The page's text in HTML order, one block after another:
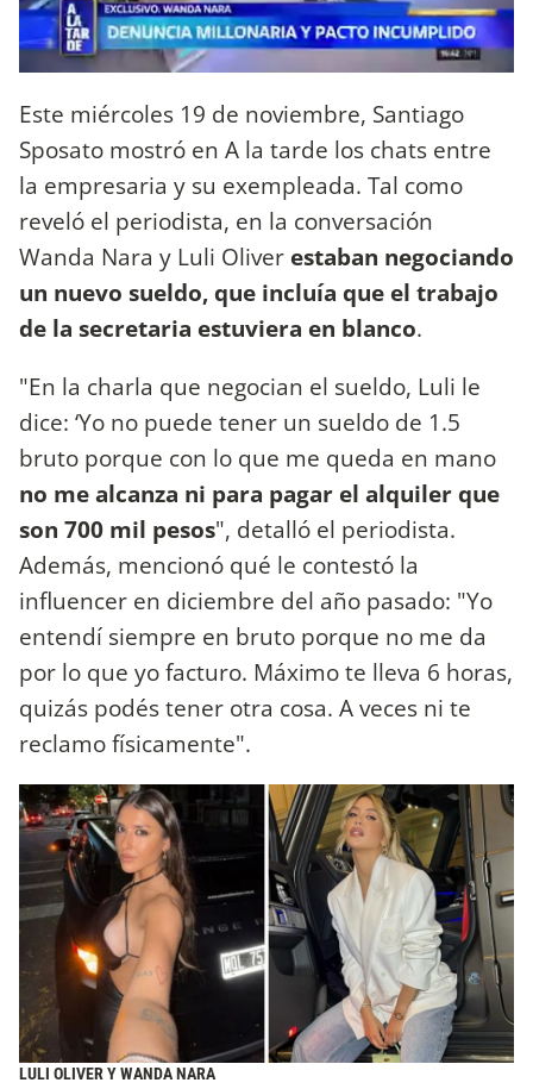
Este miércoles 19 de noviembre, Santiago
Sposato mostró en A la tarde los chats entre
la empresaria y su exempleada. Tal como
reveló el periodista, en la conversación
Wanda Nara y Luli Oliver estaban negociando
un nuevo sueldo, que incluía que el trabajo
de la secretaria estuviera en blanco.
"En la charla que negocian el sueldo, Luli le
dice: ‘Yo no puede tener un sueldo de 1.5
bruto porque con lo que me queda en mano
no me alcanza ni para pagar el alquiler que
son 700 mil pesos", detalló el periodista.
Además, mencionó qué le contestó la
influencer en diciembre del año pasado: "Yo
entendí siempre en bruto porque no me da
por lo que yo facturo. Máximo te lleva 6 horas,
quizás podés tener otra cosa. A veces ni te
reclamo físicamente".
LULI OLIVER Y WANDA NARA